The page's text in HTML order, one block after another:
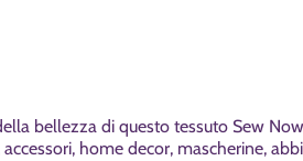
bellezza di questo tessuto Sew
home decor, mascherine,